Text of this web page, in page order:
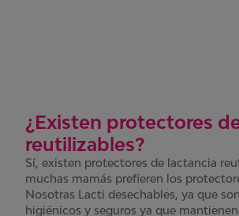
¿Existen protectores
reutilizables?
Sí, existen protectores de lactancia
muchas mamás prefieren los
Nosotras Lacti desechables, ya que
higiénicos y seguros ya que